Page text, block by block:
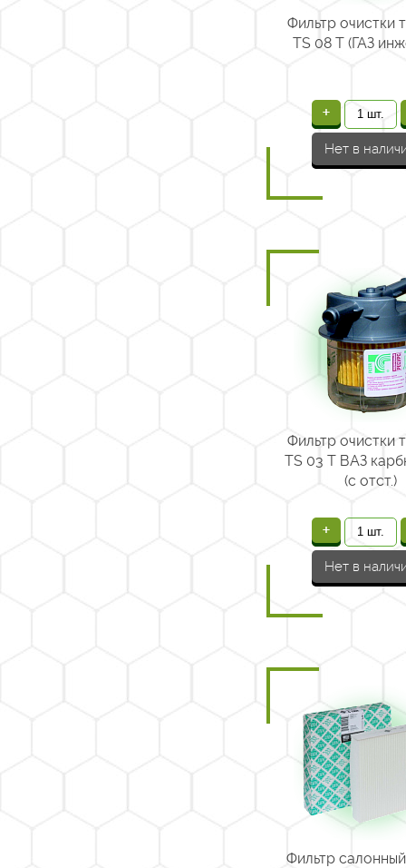
Фильтр очистки
TS 08 T (ГАЗ
+
Нет в
Фильтр очистки
TS 03 Т ВАЗ
(с отст.)
+
Нет в
Фильтр